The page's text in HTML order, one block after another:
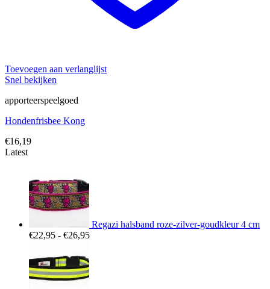
Toevoegen aan verlanglijst
Snel bekijken
apporteerspeelgoed
Hondenfrisbee Kong
€16,19
Latest
Regazi halsband roze-zilver-goudkleur 4 cm
€22,95 - €26,95Prijsklasse: